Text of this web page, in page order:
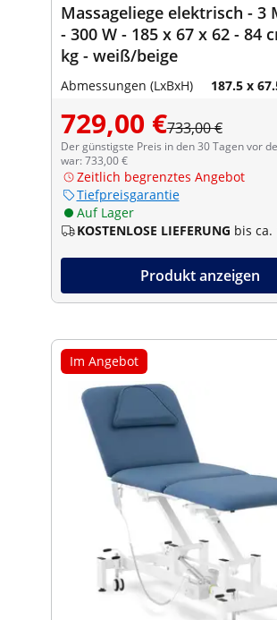
Massageliege elektrisch - 3
- 300 W - 185 x 67 x 62 - 84
kg - weiß/beige
Abmessungen (LxBxH) 187.5 x
729,00 €733,00 €
Der günstigste Preis in den 30 Tagen vor
war: 733,00 €
Zeitlich begrenztes Angebot
Tiefpreisgarantie
Auf Lager
KOSTENLOSE LIEFERUNG bis ca.
Produkt anzeigen
Im Angebot